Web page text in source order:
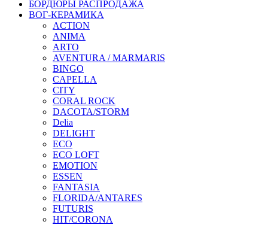
БОРДЮРЫ РАСПРОДАЖА
ВОГ-КЕРАМИКА
ACTION
ANIMA
ARTO
AVENTURA / MARMARIS
BINGO
CAPELLA
CITY
CORAL ROCK
DACOTA/STORM
Delia
DELIGHT
ECO
ECO LOFT
EMOTION
ESSEN
FANTASIA
FLORIDA/ANTARES
FUTURIS
HIT/CORONA